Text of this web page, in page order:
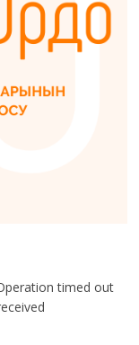
timed out